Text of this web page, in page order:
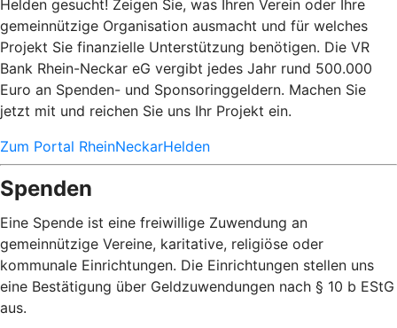
Helden gesucht! Zeigen Sie, was Ihren Verein oder Ihre
gemeinnützige Organisation ausmacht und für welches
Projekt Sie finanzielle Unterstützung benötigen. Die VR
Bank Rhein-Neckar eG vergibt jedes Jahr rund 500.000
Euro an Spenden- und Sponsoringgeldern. Machen Sie
jetzt mit und reichen Sie uns Ihr Projekt ein.
Zum Portal RheinNeckarHelden
Spenden
Eine Spende ist eine freiwillige Zuwendung an
gemeinnützige Vereine, karitative, religiöse oder
kommunale Einrichtungen. Die Einrichtungen stellen uns
eine Bestätigung über Geldzuwendungen nach § 10 b EStG
aus.